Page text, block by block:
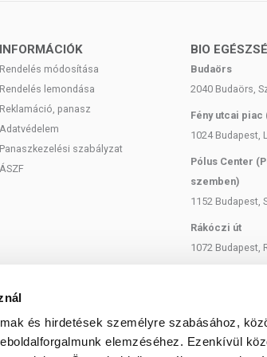
és hirdetések személyre szabásához,
elemzéséhez. Ezenkívül
hónap végéig (nap,hó,év)
A termék nem gyógyít betegségeket, és
esetén konzultáljon kezelőorvosával a használat
ajánlott napi adagot! Ne használja irritált vagy
tapasztal, függessze fel a használatát!
INFORMÁCIÓK
Rendelés módosítása
Rendelés lemondása
Reklamáció, panasz
Adatvédelem
Panaszkezelési szabályzat
ÁSZF
BIO
Budaörs
2040 Budaörs,
Fény utcai
1024 Budapest,
Pólus Center
szemben)
1152 Budapest,
Rákóczi út
1072 Budapest,
Bartók Béla